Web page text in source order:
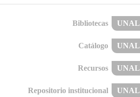
Bibliotecas UNAL
Catálogo UNAL
Recursos UNAL
Repositorio institucional UNAL